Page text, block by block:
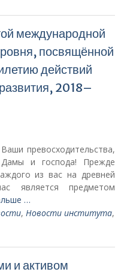
международной
посвящённой
действий
2018–
превосходительства,
и господа! Прежде
из вас на древней
является предметом
…
, Новости института,
и активом